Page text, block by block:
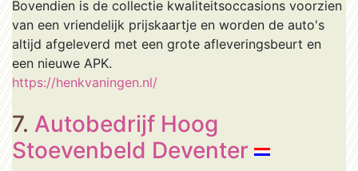
Bovendien is de collectie kwaliteitsoccasions voorzien
van een vriendelijk prijskaartje en worden de auto's
altijd afgeleverd met een grote afleveringsbeurt en
een nieuwe APK.
https://henkvaningen.nl/
7. Autobedrijf Hoog
Stoevenbeld Deventer